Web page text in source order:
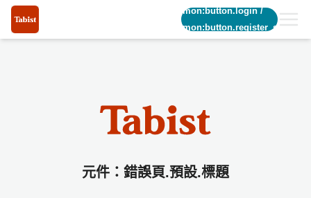
common:button.login/
common:button.register_short
元件：錯誤頁.預設.標題